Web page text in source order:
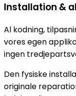
Installation &
Al kodning,
vores egen
ingen
Den fysiske
originale